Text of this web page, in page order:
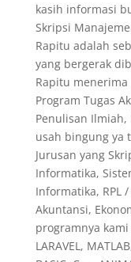
kasih informasi
Skripsi
Rapitu adalah
yang bergerak
Rapitu
Program Tugas
Penulisan Ilmiah,
usah bingung ya
Jurusan yang
Informatika,
Informatika, RPL
Akuntansi,
programnya kami
LARAVEL,